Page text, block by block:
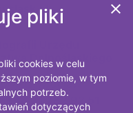
Urzędu
Dolnośląskiego
403 Wrocław
+48 71 782 92 51
pliki
cookies w celu
poziomie, w tym
potrzeb.
dotyczących
close